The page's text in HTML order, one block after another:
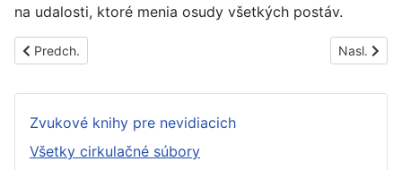
na udalosti, ktoré menia osudy všetkých postáv.
Predchádzajúci článok: PS1739C
Predch. Nasl.
Zvukové knihy pre nevidiacich
Všetky cirkulačné súbory